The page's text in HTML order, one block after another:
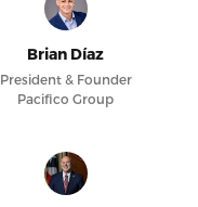
Brian Díaz
President & Founder
Pacifico Group